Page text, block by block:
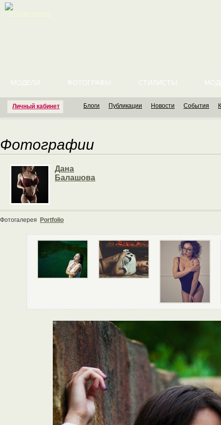
Личный кабинет
МОДЕЛИ ФОТОГРАФЫ СТИЛИСТЫ
Блоги Публикации Новости События
Фотографии
Дана
Балашова
Фотогалерея Portfolio